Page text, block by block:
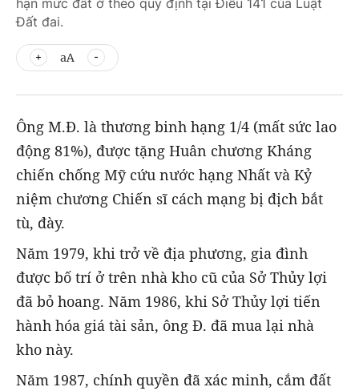
hạn mức đất ở theo quy định tại Điều 141 của Luật
Đất đai.
aA
Ông M.Đ. là thương binh hạng 1/4 (mất sức lao
động 81%), được tặng Huân chương Kháng
chiến chống Mỹ cứu nước hạng Nhất và Kỷ
niệm chương Chiến sĩ cách mạng bị địch bắt
tù, đày.
Năm 1979, khi trở về địa phương, gia đình
được bố trí ở trên nhà kho cũ của Sở Thủy lợi
đã bỏ hoang. Năm 1986, khi Sở Thủy lợi tiến
hành hóa giá tài sản, ông Đ. đã mua lại nhà
kho này.
Năm 1987, chính quyền đã xác minh, cắm đất